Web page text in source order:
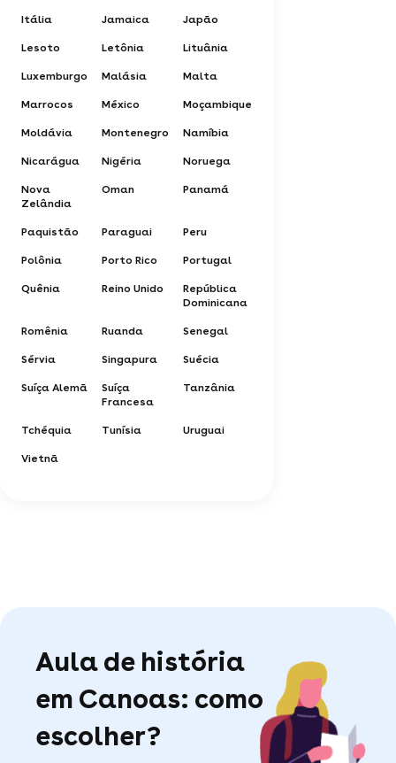
Itália Jamaica Japão
Lesoto Letônia Lituânia
Luxemburgo Malásia Malta
Marrocos México Moçambique
Moldávia Montenegro Namíbia
Nicarágua Nigéria Noruega
Nova
Zelândia
Oman Panamá
Paquistão Paraguai Peru
Polônia Porto Rico Portugal
Quênia Reino Unido
República
Dominicana
Romênia Ruanda Senegal
Sérvia Singapura Suécia
Suíça Alemã
Suíça
Francesa
Tanzânia
Tchéquia Tunísia Uruguai
Vietnã
Aula de história
em Canoas: como
escolher?